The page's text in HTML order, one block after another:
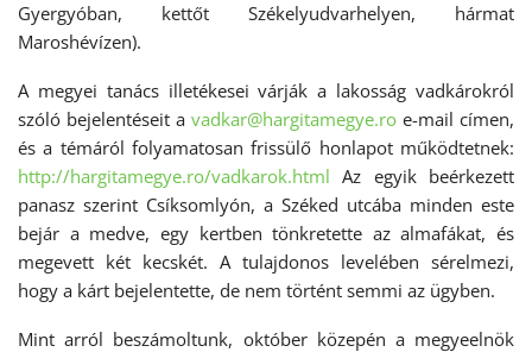
Gyergyóban, kettőt Székelyudvarhelyen, hármat
Maroshévízen).
A megyei tanács illetékesei várják a lakosság vadkárokról
szóló bejelentéseit a vadkar@hargitamegye.ro e-mail címen,
és a témáról folyamatosan frissülő honlapot működtetnek:
http://hargitamegye.ro/vadkarok.html Az egyik beérkezett
panasz szerint Csíksomlyón, a Széked utcába minden este
bejár a medve, egy kertben tönkretette az almafákat, és
megevett két kecskét. A tulajdonos levelében sérelmezi,
hogy a kárt bejelentette, de nem történt semmi az ügyben.
Mint arról beszámoltunk, október közepén a megyeelnök